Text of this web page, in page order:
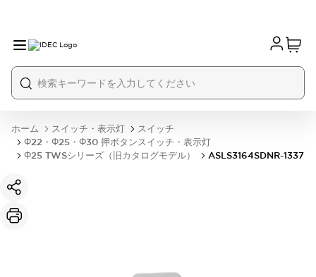
ホーム スイッチ・表示灯
スイッチ
Φ22・Φ25・Φ30 押ボタンスイッチ・表示灯
Φ25 TWSシリーズ（旧カタログモデル）
ASLS3164SDNR-1337